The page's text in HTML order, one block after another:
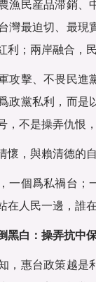
漁民産品滞銷、
灣最迫切、最現
利；兩岸融合，民
攻擊、不畏民進
政黨私利，而是
，不是操弄仇恨
懷，與賴清德的
一個爲私禍台；
在人民一邊，誰
黑白：操弄抗中
，惠台政策越是